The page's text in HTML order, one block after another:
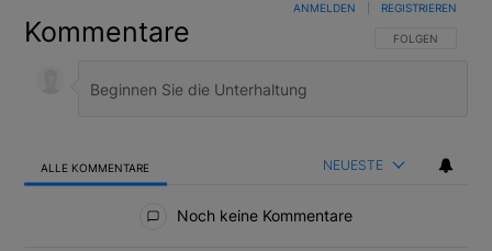
Kommentare FOLGE DIESER
FOLGEN
ANMELDEN REGISTRIEREN
ALLE KOMMENTARE NEUESTE
Noch keine Kommentare